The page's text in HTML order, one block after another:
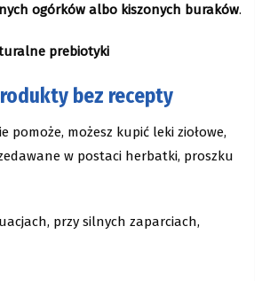
ogórków albo kiszonych buraków.
prebiotyki
bez recepty
pomoże, możesz kupić leki ziołowe,
w postaci herbatki, proszku
przy silnych zaparciach,